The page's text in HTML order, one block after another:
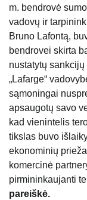
m. bendrovė
vadovų ir
Bruno Lafontą,
bendrovei skirta
nustatytų
„Lafarge“
sąmoningai
apsaugotų savo
kad vienintelis
tikslas buvo
ekonominių
komercinė
pirmininkaujanti
pareiškė.